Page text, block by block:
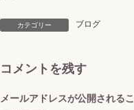
カテゴリー ブログ
コメントを残す
メールアドレスが公開される